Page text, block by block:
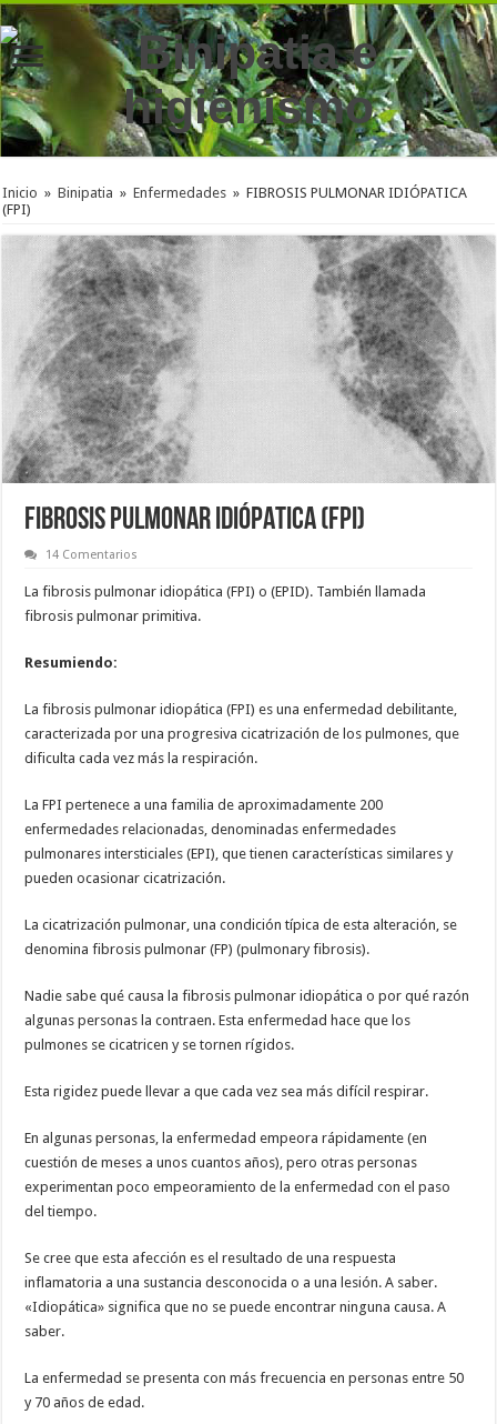
Inicio » Binipatia » Enfermedades » FIBROSIS PULMONAR IDIÓPATICA
(FPI)
FIBROSIS PULMONAR IDIÓPATICA (FPI)
14 Comentarios
La fibrosis pulmonar idiopática (FPI) o (EPID). También llamada
fibrosis pulmonar primitiva.
Resumiendo:
La fibrosis pulmonar idiopática (FPI) es una enfermedad debilitante,
caracterizada por una progresiva cicatrización de los pulmones, que
dificulta cada vez más la respiración.
La FPI pertenece a una familia de aproximadamente 200
enfermedades relacionadas, denominadas enfermedades
pulmonares intersticiales (EPI), que tienen características similares y
pueden ocasionar cicatrización.
La cicatrización pulmonar, una condición típica de esta alteración, se
denomina fibrosis pulmonar (FP) (pulmonary fibrosis).
Nadie sabe qué causa la fibrosis pulmonar idiopática o por qué razón
algunas personas la contraen. Esta enfermedad hace que los
pulmones se cicatricen y se tornen rígidos.
Esta rigidez puede llevar a que cada vez sea más difícil respirar.
En algunas personas, la enfermedad empeora rápidamente (en
cuestión de meses a unos cuantos años), pero otras personas
experimentan poco empeoramiento de la enfermedad con el paso
del tiempo.
Se cree que esta afección es el resultado de una respuesta
inflamatoria a una sustancia desconocida o a una lesión. A saber.
«Idiopática» significa que no se puede encontrar ninguna causa. A
saber.
La enfermedad se presenta con más frecuencia en personas entre 50
y 70 años de edad.